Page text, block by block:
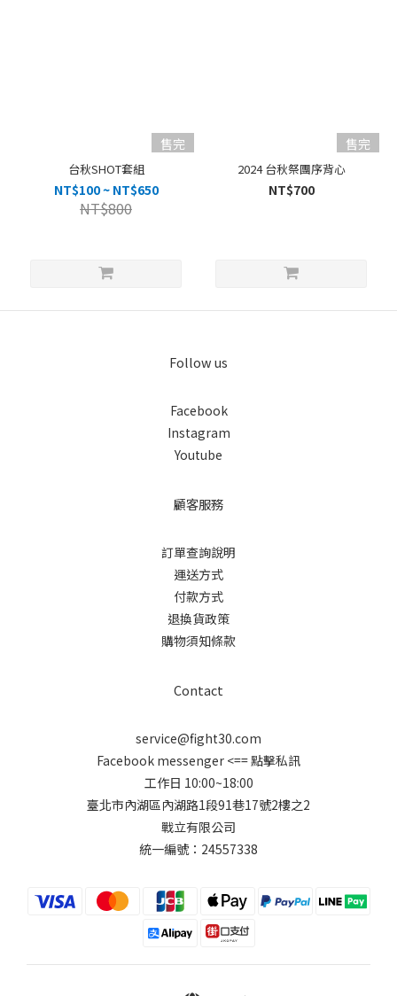
售完
台秋SHOT套組
NT$100 ~ NT$650
NT$800
售完
2024 台秋祭團序背心
NT$700
Follow us
Facebook
Instagram
Youtube
顧客服務
訂單查詢說明
運送方式
付款方式
退換貨政策
購物須知條款
Contact
service@fight30.com
Facebook messenger <== 點擊私訊
工作日 10:00~18:00
臺北市內湖區內湖路1段91巷17號2樓之2
戰立有限公司
統一編號：24557338